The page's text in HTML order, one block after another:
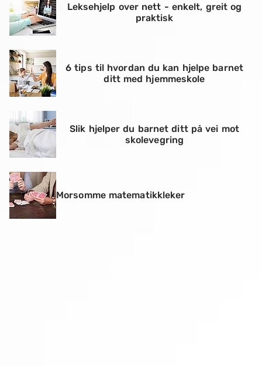
Leksehjelp over nett - enkelt, greit og
praktisk
6 tips til hvordan du kan hjelpe barnet
ditt med hjemmeskole
Slik hjelper du barnet ditt på vei mot
skolevegring
Morsomme matematikkleker